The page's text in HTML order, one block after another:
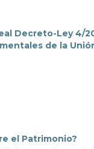
Decreto-Ley 4/
de la
el Patrimonio?